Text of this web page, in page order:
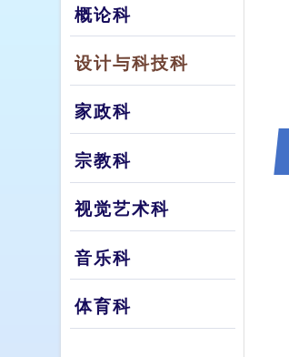
概论科
设计与科技科
家政科
宗教科
视觉艺术科
音乐科
体育科